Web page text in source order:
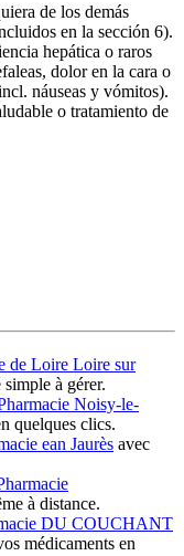
de los demás
en la sección 6).
hepática o raros
dolor en la cara o
náuseas y vómitos).
o tratamiento de
de Loire Loire sur
à gérer.
Noisy-le-
quelques clics.
ean Jaurès avec
à distance.
DU COUCHANT
médicaments en